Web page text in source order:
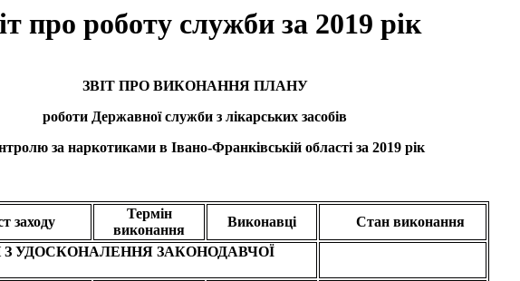
про роботу служби за 2019 рік
ЗВІТ ПРО ВИКОНАННЯ ПЛАНУ
роботи Державної служби з лікарських засобів
за наркотиками в Івано-Франківській області за 2019 рік
заходу
Термін
виконання
Виконавці Стан виконання
З УДОСКОНАЛЕННЯ ЗАКОНОДАВЧОЇ